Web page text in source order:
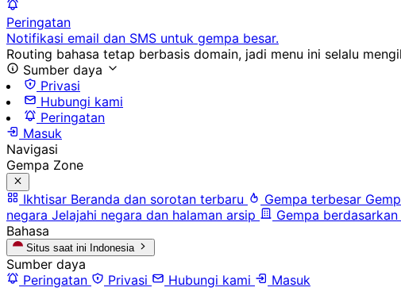
Peringatan
Notifikasi email dan SMS untuk gempa besar.
Routing bahasa tetap berbasis domain, jadi menu ini selalu
Sumber daya
Privasi
Hubungi kami
Peringatan
Masuk
Navigasi
Gempa Zone
Ikhtisar Beranda dan sorotan terbaru Gempa terbesar
negara Jelajahi negara dan halaman arsip Gempa
Bahasa
Situs saat ini Indonesia
Sumber daya
Peringatan
Privasi Hubungi kami
Masuk